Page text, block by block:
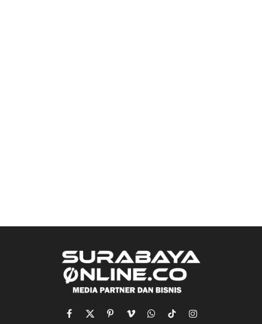
Facebook
X
PinterestVimeoWhatsApp
TikTokInstagram